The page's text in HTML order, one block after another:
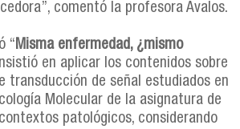
comentó la profesora Ávalos.
“Misma enfermedad, ¿mismo
en aplicar los contenidos sobre
transducción de señal estudiados en
Molecular de la asignatura de
patológicos, considerando